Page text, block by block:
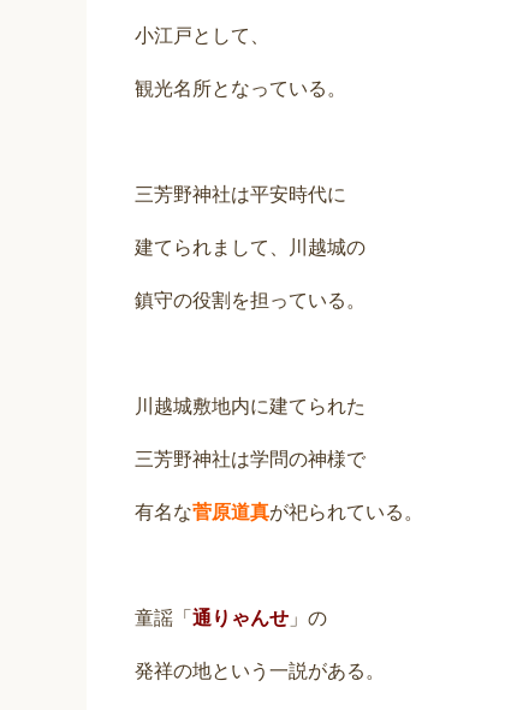
小江戸として、
観光名所となっている。
三芳野神社は平安時代に
建てられまして、川越城の
鎮守の役割を担っている。
川越城敷地内に建てられた
三芳野神社は学問の神様で
有名な菅原道真が祀られている。
童謡「 通りゃんせ 」の
発祥の地という一説がある。